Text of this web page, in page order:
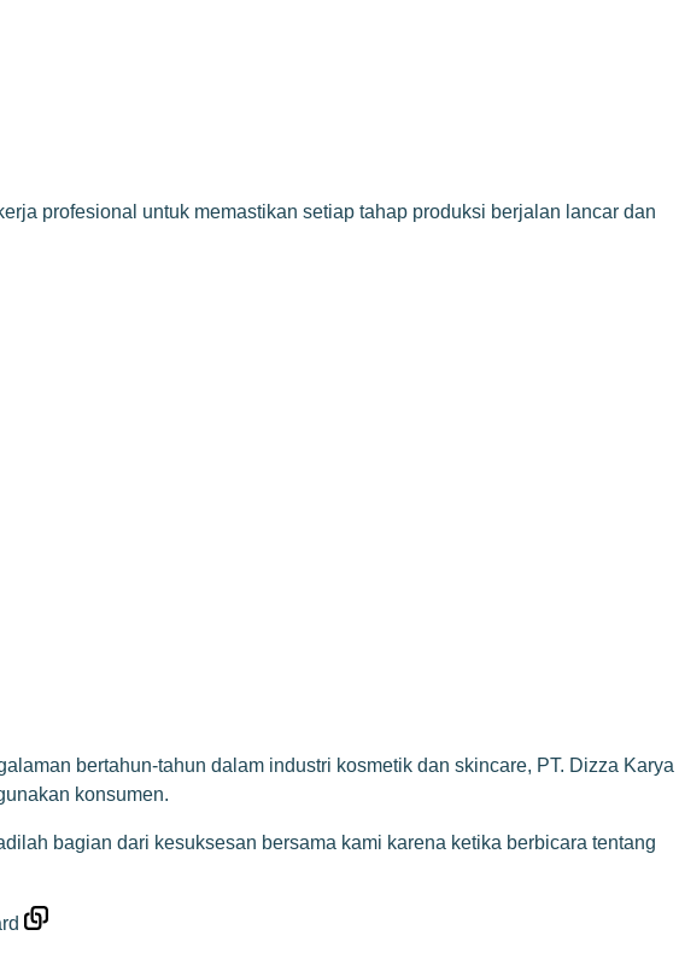
profesional untuk memastikan setiap tahap produksi berjalan lancar dan
bertahun-tahun dalam industri kosmetik dan skincare, PT. Dizza Karya
konsumen.
bagian dari kesuksesan bersama kami karena ketika berbicara tentang